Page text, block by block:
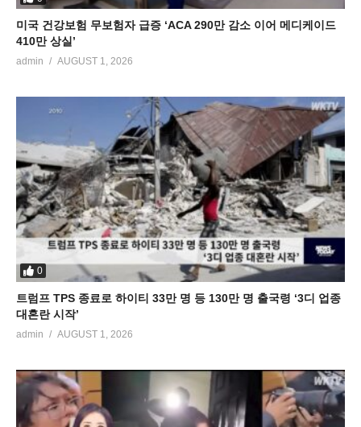
미국 건강보험 무보험자 급증 ‘ACA 290만 감소 이어 메디케이드
410만 상실’
admin AUGUST 1, 2026
0
트럼프 TPS 종료로 하이티 33만 명 등 130만 명 출국령 ‘3디 업종
대혼란 시작’
admin AUGUST 1, 2026